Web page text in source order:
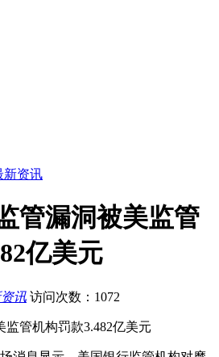
新资讯
管漏洞被美监管
亿美元
讯 访问次数：1072
管机构罚款3.482亿美元